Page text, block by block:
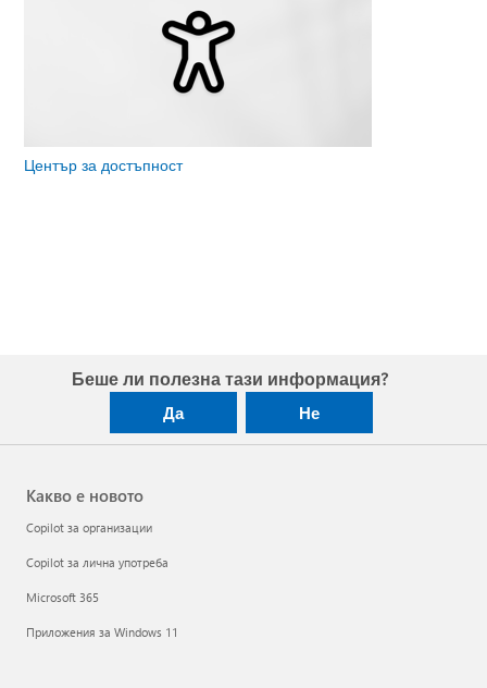
Център за достъпност
Беше ли полезна тази информация?
Да Не
Какво е новото
Copilot за организации
Copilot за лична употреба
Microsoft 365
Приложения за Windows 11